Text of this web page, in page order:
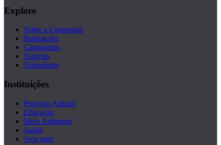
Explore
Sobre a Campanha
Instituições
Campanhas
Notícias
Voluntários
Instituições
Proteção Animal
Educação
Meio Ambiente
Saúde
Veja mais